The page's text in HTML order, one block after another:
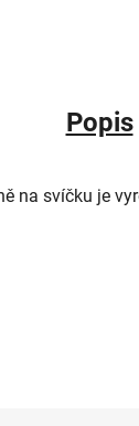
Popis
na svíčku je